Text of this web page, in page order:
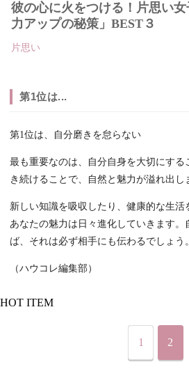
彼の心に火をつける！片思い
力アップの秘策」BEST３
片思い
第1位は...
第1位は、自分磨きを怠らない
最も重要なのは、自分自身を大切にする
き続けることで、自然と魅力が溢れ出し
新しい知識を吸収したり、健康的な生活
あなたの魅力は日々進化していきます
ば、それは必ず相手にも伝わるでしょう。
（ハウコレ編集部）
HOT ITEM
1 2